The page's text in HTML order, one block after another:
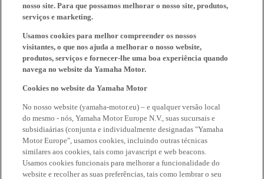
nosso site. Para que possamos melhorar o nosso site, produtos,
serviços e marketing.
Usamos cookies para melhor compreender os nossos
visitantes, o que nos ajuda a melhorar o nosso website,
produtos, serviços e fornecer-lhe uma boa experiência quando
navega no website da Yamaha Motor.
Cookies no website da Yamaha Motor
No nosso website (yamaha-motor.eu) – e qualquer versão local
do mesmo - nós, Yamaha Motor Europe N.V., suas sucursais e
subsidiaárias (conjunta e individualmente designadas "Yamaha
Motor Europe", usamos cookies, incluindo outras técnicas
similares aos cookies, tais como javascript e web beacons.
Usamos cookies funcionais para melhorar a funcionalidade do
website e recolher as suas preferências, tais como lembrar o seu